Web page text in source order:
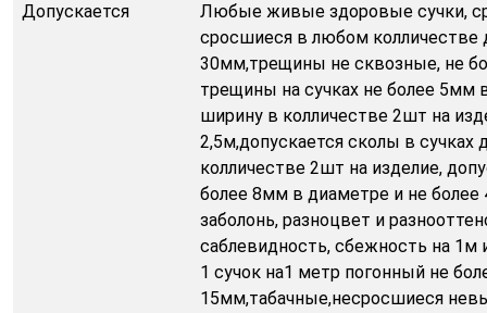
Допускается
Любые живые здоровые сучки,
сросшиеся в любом колличестве
30мм,трещины не сквозные, не
трещины на сучках не более 5мм
ширину в колличестве 2шт на
2,5м,допускается сколы в
колличестве 2шт на изделие,
более 8мм в диаметре и не более
заболонь, разноцвет и
саблевидность, сбежность на 1м
1 сучок на1 метр погонный не
15мм,табачные,несросшиеся